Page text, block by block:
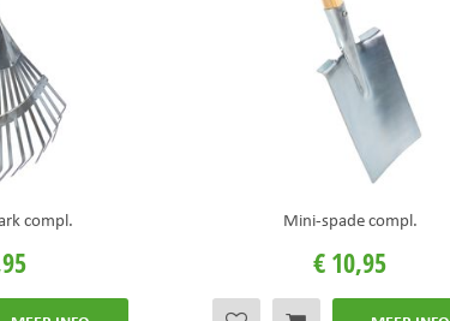
compl.
95
Mini-spade compl.
€ 10,95